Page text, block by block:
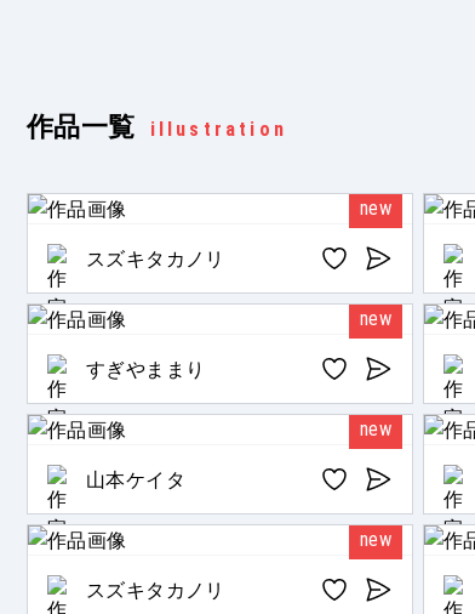
作品一覧 illustration
new
スズキタカノリ
new
すぎやままり
new
山本ケイタ
new
スズキタカノリ